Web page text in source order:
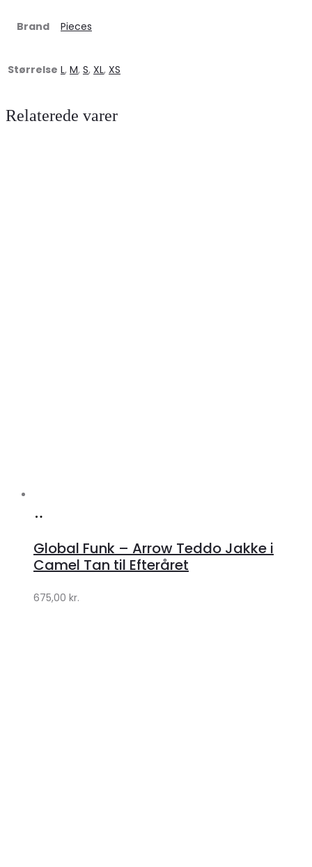
Brand Pieces
Størrelse L, M, S, XL, XS
Relaterede varer
Lykke
Lykke
Global Funk – Arrow Teddo Jakke i
Camel Tan til Efteråret
675,00 kr.